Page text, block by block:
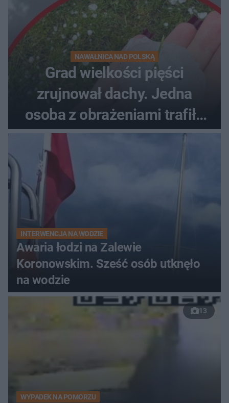
NAWAŁNICA NAD POLSKĄ
Grad wielkości pięści
zrujnował dachy. Jedna
osoba z obrażeniami trafiła
do szpitala
INTERWENCJA NA WODZIE
Awaria łodzi na Zalewie
Koronowskim. Sześć osób utknęło
na wodzie
13
WYPADEK NA POMORZU